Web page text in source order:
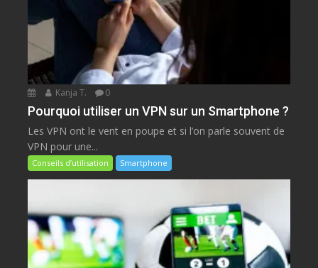
Kanja T. 0
Pourquoi utiliser un VPN sur un Smartphone ?
Les VPN ont le vent en poupe et si l’on parle souvent de
VPN pour une...
Conseils d’utilisation Smartphone